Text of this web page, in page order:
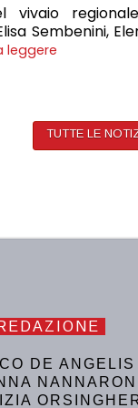
vivaio
Sembenini,
leggere
TUTTE LE
DE ANGELIS